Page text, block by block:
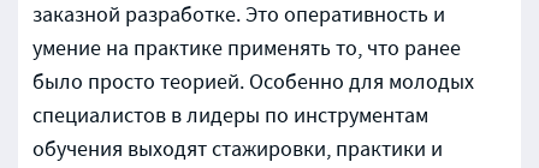
заказной разработке. Это оперативность и
умение на практике применять то, что ранее
было просто теорией. Особенно для молодых
специалистов в лидеры по инструментам
обучения выходят стажировки, практики и